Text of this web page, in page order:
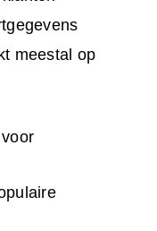
meestal op